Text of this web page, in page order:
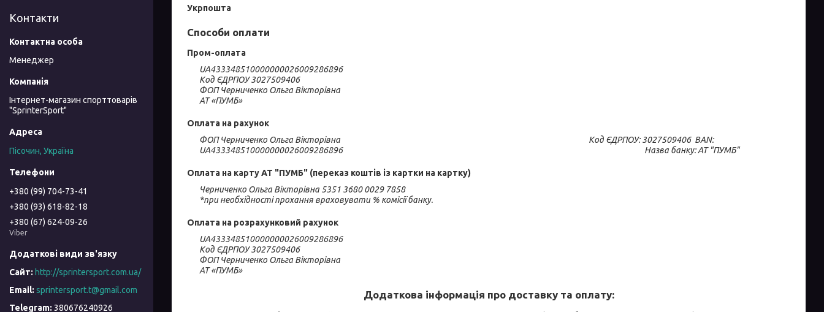
Укрпошта
Способи оплати
Пром-оплата
UA433348510000000026009286896
Код ЄДРПОУ 3027509406
ФОП Черниченко Ольга Вікторівна
АТ «ПУМБ»
Оплата на рахунок
ФОП Черниченко Ольга Вікторівна                                                                                                                                       Код ЄДРПОУ: 3027509406  BAN:
UA433348510000000026009286896	                                                                                                                                                                  Назва банку: АТ "ПУМБ"
Оплата на карту АТ "ПУМБ" (переказ коштів із картки на картку)
Черниченко Ольга Вікторівна 5351 3680 0029 7858
*при необхідності прохання враховувати % комісії банку.
Оплата на розрахунковий рахунок
UA433348510000000026009286896
Код ЄДРПОУ 3027509406
ФОП Черниченко Ольга Вікторівна
АТ «ПУМБ»
Контакти
Менеджер
Інтернет-магазин спорттоварів
"SprinterSport"
Пісочин, Україна
+380 (99) 704-73-41
+380 (93) 618-82-18
+380 (67) 624-09-26
Viber
http://sprintersport.com.ua/
sprintersport.t@gmail.com
380676240926